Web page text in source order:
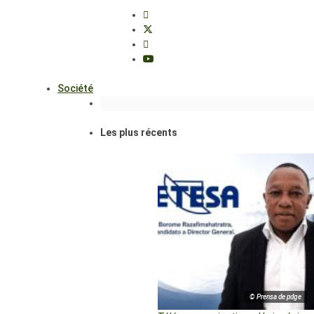
Société
Les plus récents
© Prensa de pdge